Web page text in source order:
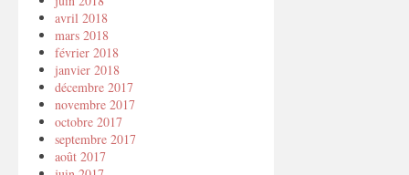
avril 2018
mars 2018
février 2018
janvier 2018
décembre 2017
novembre 2017
octobre 2017
septembre 2017
août 2017